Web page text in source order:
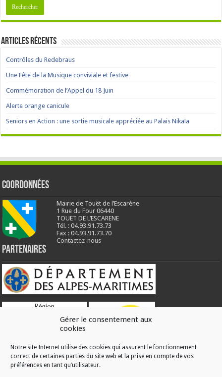
Gérer le consentement aux
cookies
Notre site Internet utilise des cookies qui assurent le fonctionnement
correct de certaines parties du site web et la prise en compte de vos
préférences en tant qu’utilisateur.
Articles récents
Contrôles du Redebraus
Une Fête de la Musique conviviale et festive
Commémoration de l’Appel du 18 Juin
Alerte orange canicule
Seniors en Action : une sortie musicale appréciée au Palais Nikaïa
Coordonnées
Mairie de Touët de l’Escarène
1 Rue du Four 06440
TOUET DE L’ESCARENE
Tél. : 04.93.91.73.73
Fax : 04.93.91.73.70
Contactez-nous
Partenaires
RÉALISATION